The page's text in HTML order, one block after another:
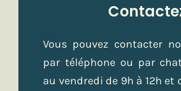
Vous pouvez contacter
par téléphone ou par
au vendredi de 9h à 12h et